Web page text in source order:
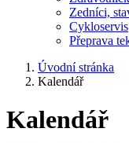
Zedníci,
Cykloservis
Přeprava
Úvodní stránka
Kalendář
Kalendář